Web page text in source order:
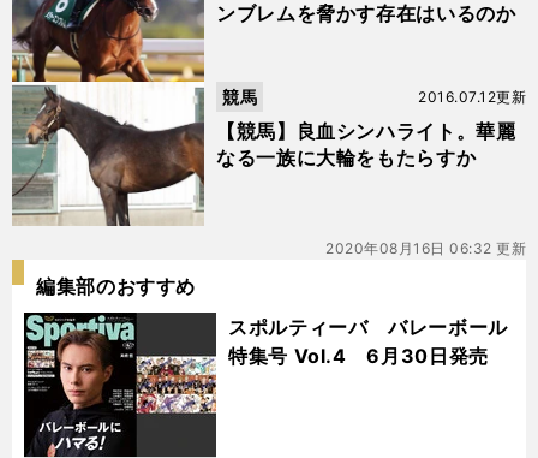
ンブレムを脅かす存在はいるのか
【競馬】良血シンハライト。華麗
なる一族に大輪をもたらすか
2016.07.12更新
競馬
2020年08月16日 06:32 更新
編集部のおすすめ
スポルティーバ バレーボール
特集号 Vol.4 6月30日発売